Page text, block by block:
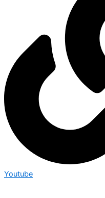
Youtube